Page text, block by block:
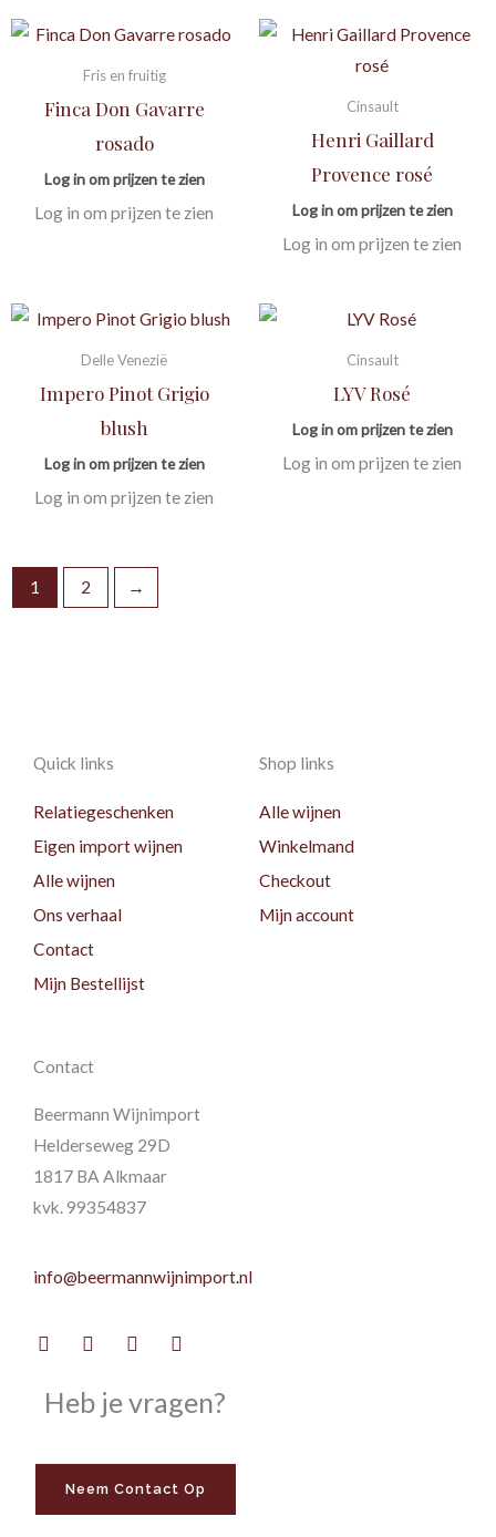
Fris en fruitig
Finca Don Gavarre
rosado
Log in om prijzen te zien
Log in om prijzen te zien
Cinsault
Henri Gaillard
Provence rosé
Log in om prijzen te zien
Log in om prijzen te zien
Delle Venezië
Impero Pinot Grigio
blush
Log in om prijzen te zien
Log in om prijzen te zien
Cinsault
LYV Rosé
Log in om prijzen te zien
Log in om prijzen te zien
1 2 →
Quick links
Relatiegeschenken
Eigen import wijnen
Alle wijnen
Ons verhaal
Contact
Mijn Bestellijst
Shop links
Alle wijnen
Winkelmand
Checkout
Mijn account
Contact
Beermann Wijnimport
Helderseweg 29D
1817 BA Alkmaar
kvk. 99354837
info@beermannwijnimport.nl
Facebook
TwitterYoutubeInstagram
Heb je vragen?
Neem Contact Op